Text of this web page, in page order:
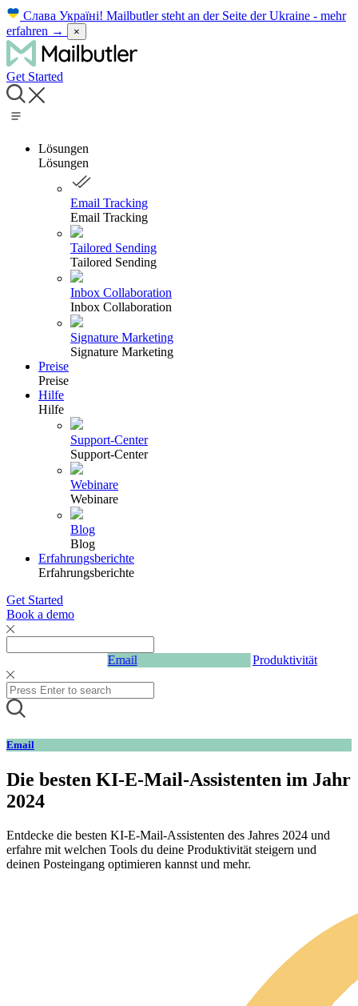
Слава Україні! Mailbutler steht an der Seite der Ukraine - mehr
erfahren → ×
Get Started
Lösungen
Lösungen
Email Tracking
Email Tracking
Tailored Sending
Tailored Sending
Inbox Collaboration
Inbox Collaboration
Signature Marketing
Signature Marketing
Preise
Preise
Hilfe
Hilfe
Support-Center
Support-Center
Webinare
Webinare
Blog
Blog
Erfahrungsberichte
Erfahrungsberichte
Get Started
Book a demo
Email Produktivität
Email
Die besten KI-E-Mail-Assistenten im Jahr
2024
Entdecke die besten KI-E-Mail-Assistenten des Jahres 2024 und
erfahre mit welchen Tools du deine Produktivität steigern und
deinen Posteingang optimieren kannst und mehr.